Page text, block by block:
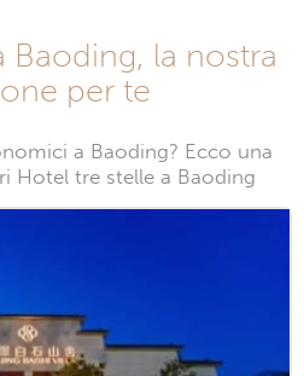
Baoding, la nostra
per te
a Baoding? Ecco una
Hotel tre stelle a Baoding